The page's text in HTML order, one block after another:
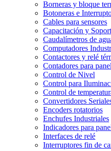
Borneras y bloque
Botoneras e
Cables para sensores
Capacitación y
Caudalímetros de
Computadores
Contactores y relé
Contadores para panel
Control de Nivel
Control para
Control de
Convertidores
Encoders rotatorios
Enchufes Industriales
Indicadores para
Interfaces de relé
Interruptores fin de